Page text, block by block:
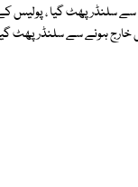
سلنڈر پھٹ گیا ، پولیس
خارج ہونے سے سلنڈر پھٹ